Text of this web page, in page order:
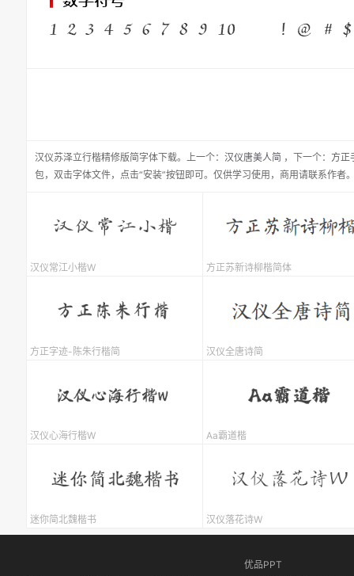
汉仪苏泽立行楷精修版简字体下载。 上一个： 汉仪唐美人简 ， 下一个： 方正
包，双击字体文件，点击“安装”按钮即可。仅供学习使用，商用请联系作者
汉仪常江小楷W 方正苏新诗柳楷简体
方正字迹-陈朱行楷简 汉仪全唐诗简
汉仪心海行楷W Aa霸道楷
迷你简北魏楷书 汉仪落花诗W
优品PPT